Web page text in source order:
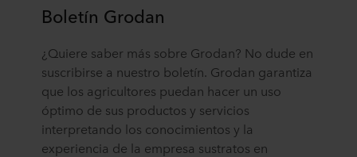
la parte inferior del sitio web. Lea más sobre el uso que
y sobre cómo tratamos los datos personales en
nuestra
empresa específica de ROCKWOOL es la responsable
del tratamiento de sus datos personales.
Boletín Grodan
¿Quiere saber más sobre Grodan? No dude en
suscribirse a nuestro boletín. Grodan garantiza
que los agricultores puedan hacer un uso
óptimo de sus productos y servicios
interpretando los conocimientos y la
experiencia de la empresa sustratos en